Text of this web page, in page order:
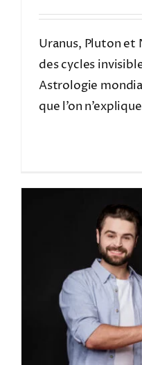
Uranus, Pluton
des cycles
Astrologie
que l’on